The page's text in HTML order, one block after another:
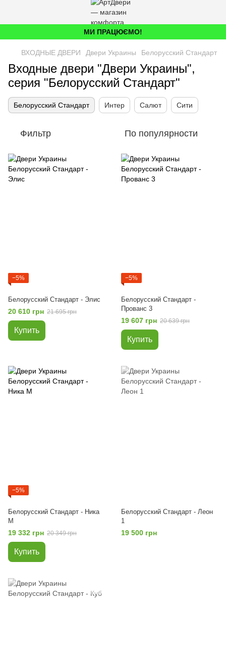
МИ ПРАЦЮЄМО!
ВХОДНЫЕ ДВЕРИ Двери Украины Белорусский Стандарт
Входные двери "Двери Украины",
серия "Белорусский Стандарт"
Белорусский Стандарт Интер Салют Сити
Фильтр По популярности
−5%
Белорусский Стандарт - Элис
20 610 грн 21 695 грн
Купить
−5%
Белорусский Стандарт -
Прованс 3
19 607 грн 20 639 грн
Купить
−5%
Белорусский Стандарт - Ника
М
19 332 грн 20 349 грн
Купить
Белорусский Стандарт - Леон
1
19 500 грн